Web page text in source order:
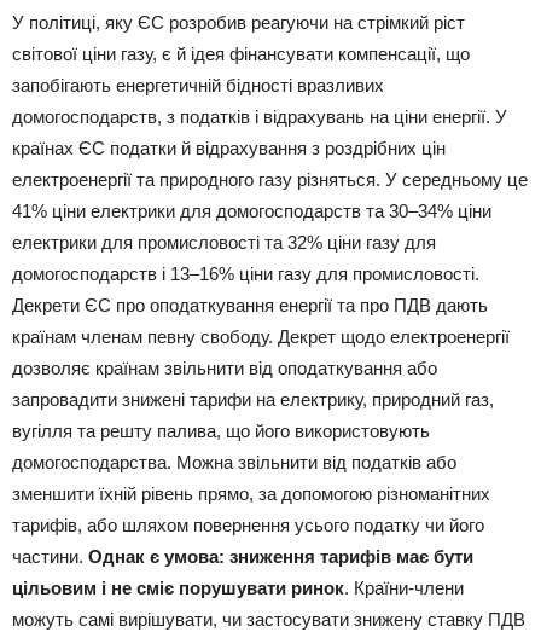
У політиці, яку ЄС розробив реагуючи на стрімкий ріст
світової ціни газу, є й ідея фінансувати компенсації, що
запобігають енергетичній бідності вразливих
домогосподарств, з податків і відрахувань на ціни енергії. У
країнах ЄС податки й відрахування з роздрібних цін
електроенергії та природного газу різняться. У середньому це
41% ціни електрики для домогосподарств та 30–34% ціни
електрики для промисловості та 32% ціни газу для
домогосподарств і 13–16% ціни газу для промисловості.
Декрети ЄС про оподаткування енергії та про ПДВ дають
країнам членам певну свободу. Декрет щодо електроенергії
дозволяє країнам звільнити від оподаткування або
запровадити знижені тарифи на електрику, природний газ,
вугілля та решту палива, що його використовують
домогосподарства. Можна звільнити від податків або
зменшити їхній рівень прямо, за допомогою різноманітних
тарифів, або шляхом повернення усього податку чи його
частини. Однак є умова: зниження тарифів має бути
цільовим і не сміє порушувати ринок. Країни-члени
можуть самі вирішувати, чи застосувати знижену ставку ПДВ